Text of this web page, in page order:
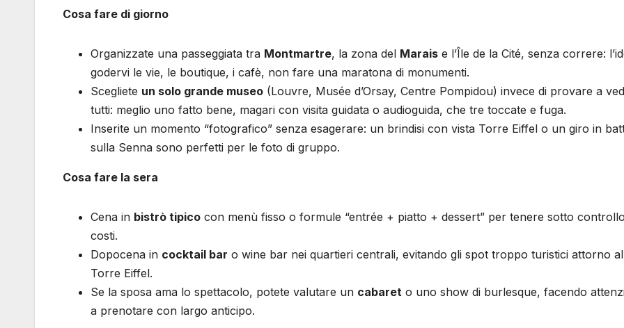
Cosa fare di giorno
Organizzate una passeggiata tra Montmartre, la zona del Marais e l’Île de la Cité, senza correre:
godervi le vie, le boutique, i cafè, non fare una maratona di monumenti.
Scegliete un solo grande museo (Louvre, Musée d’Orsay, Centre Pompidou) invece di provare a
tutti: meglio uno fatto bene, magari con visita guidata o audioguida, che tre toccate e fuga.
Inserite un momento “fotografico” senza esagerare: un brindisi con vista Torre Eiffel o un giro in
sulla Senna sono perfetti per le foto di gruppo.
Cosa fare la sera
Cena in bistrò tipico con menù fisso o formule “entrée + piatto + dessert” per tenere sotto
costi.
Dopocena in cocktail bar o wine bar nei quartieri centrali, evitando gli spot troppo turistici attorno
Torre Eiffel.
Se la sposa ama lo spettacolo, potete valutare un cabaret o uno show di burlesque, facendo
a prenotare con largo anticipo.